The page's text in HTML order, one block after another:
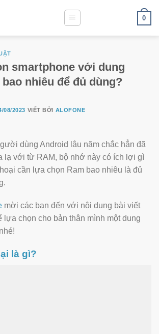
0
smartphone với dung
nhiêu để đủ dùng?
08/2023 VIẾT BỞI ALOFONE
dùng Android lâu năm chắc hẳn đã
lạ với từ RAM, bộ nhớ này có ích lợi gì
cần lựa chọn Ram bao nhiêu là đủ
mời các bạn đến với nội dung bài viết
lựa chọn cho bản thân mình một dung
là gì?